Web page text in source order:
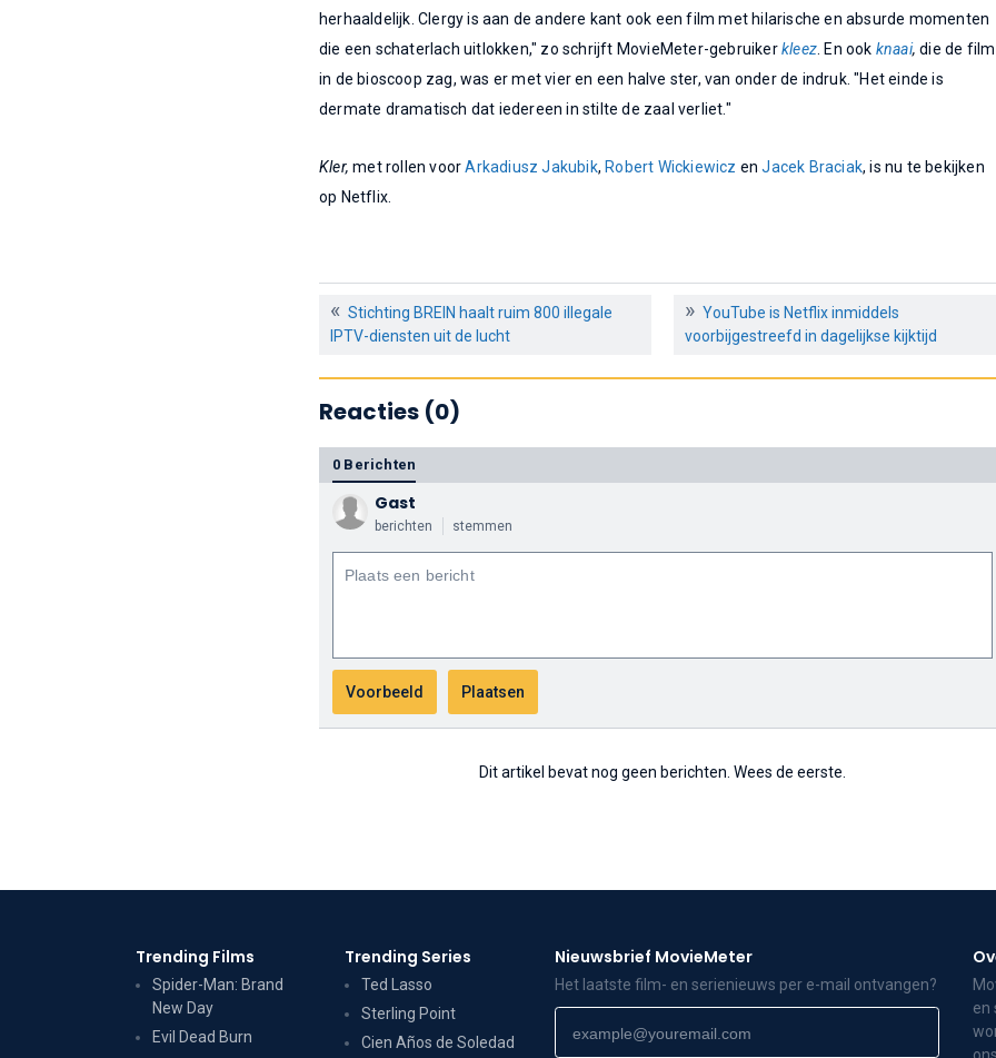
herhaaldelijk. Clergy is aan de andere kant ook een film met hilarische en absurde momenten
die een schaterlach uitlokken," zo schrijft MovieMeter-gebruikerkleez . En ook knaai,die de film
in de bioscoop zag, was er met vier en een halve ster, van onder de indruk. "Het einde is
dermate dramatisch dat iedereen in stilte de zaal verliet."
Kler,met rollen voorArkadiusz Jakubik,Robert Wickiewicz enJacek Braciak, is nu te bekijken
op Netflix.
Stichting BREIN haalt ruim 800 illegale
IPTV-diensten uit de lucht
YouTube is Netflix inmiddels
voorbijgestreefd in dagelijkse kijktijd
Reacties (0)
0 Berichten
Gast
berichten stemmen
Dit artikel bevat nog geen berichten. Wees de eerste.
Trending Films
Spider-Man: Brand
New Day
Evil Dead Burn
Trending Series
Ted Lasso
Sterling Point
Cien Años de Soledad
Nieuwsbrief MovieMeter
Het laatste film- en serienieuws per e-mail ontvangen?
en